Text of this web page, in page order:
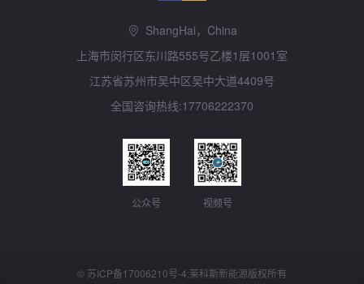
ShangHai，China
上海市闵行区东川路555号乙楼1层1001室
江苏省苏州市吴中区吴中大道4409号
全国咨询热线:17706222370
公众号 视频号
© 苏ICP备17006210号-4;莱科斯新能源版权所有